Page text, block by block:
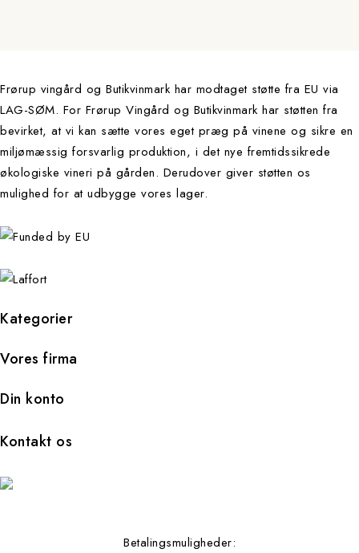
Frørup vingård og Butikvinmark har modtaget støtte fra EU via
LAG-SØM. For Frørup Vingård og Butikvinmark har støtten fra
bevirket, at vi kan sætte vores eget præg på vinene og sikre en
miljømæssig forsvarlig produktion, i det nye fremtidssikrede
økologiske vineri på gården. Derudover giver støtten os
mulighed for at udbygge vores lager.
Kategorier
Vores firma
Din konto
Kontakt os
Betalingsmuligheder: